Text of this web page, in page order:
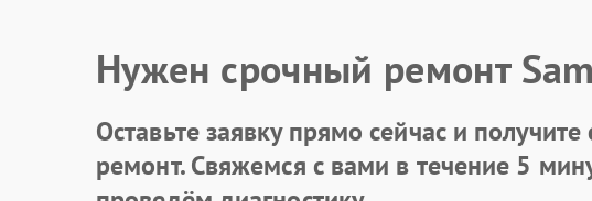
Нужен срочный ремонт
Оставьте заявкупрямо сейчас и получите
ремонт. Свяжемся с вами в течение 5